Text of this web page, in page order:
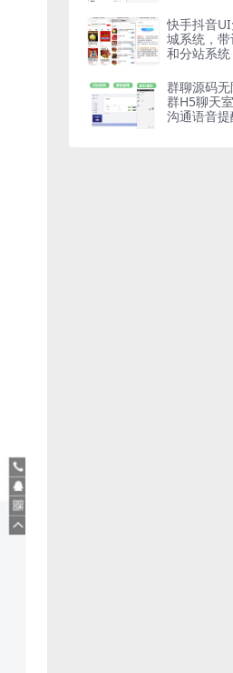
快手抖音
城系统，
和分站系统
群聊源码
群H5聊天
沟通语音提